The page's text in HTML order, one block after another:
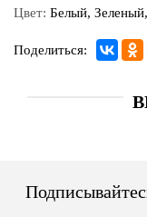
Цвет: Белый,
Поделиться: